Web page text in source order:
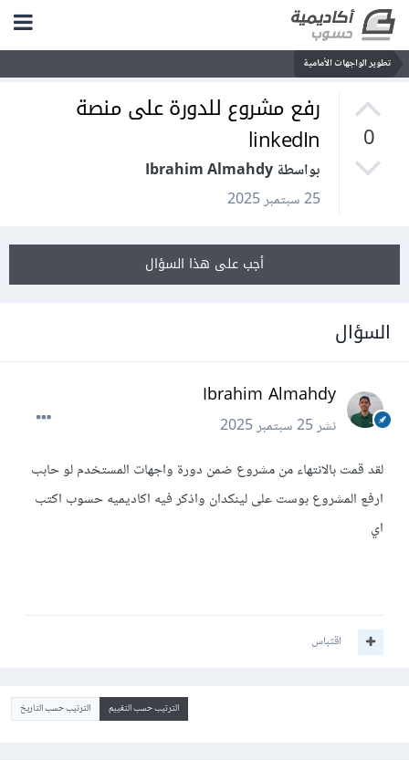
تطوير الواجهات الأمامية
0
رفع مشروع للدورة على منصة
linkedIn
بواسطة Ibrahim Almahdy
25 سبتمبر 2025
أجب على هذا السؤال
السؤال
Ibrahim Almahdy
نشر25 سبتمبر 2025
لقد قمت بالانتهاء من مشروع ضمن دورة واجهات المستخدم لو حابب
ارفع المشروع بوست على لينكدان واذكر فيه اكاديميه حسوب اكتب
اي
اقتباس
الترتيب حسب التقييم الترتيب حسب التاريخ